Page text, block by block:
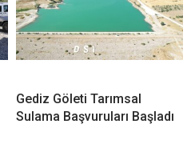
Gediz Göleti Tarımsal
Sulama Başvuruları Başladı